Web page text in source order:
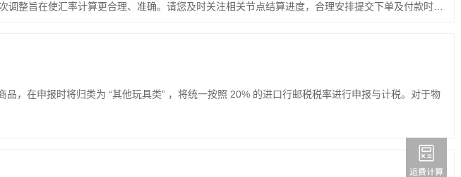
整旨在使汇率计算更合理、准确。请您及时关注相关节点结算进度，合理安排提交下单及付款时
，在申报时将归类为 “其他玩具类” ，将统一按照 20% 的进口行邮税税率进行申报与计税。对于物